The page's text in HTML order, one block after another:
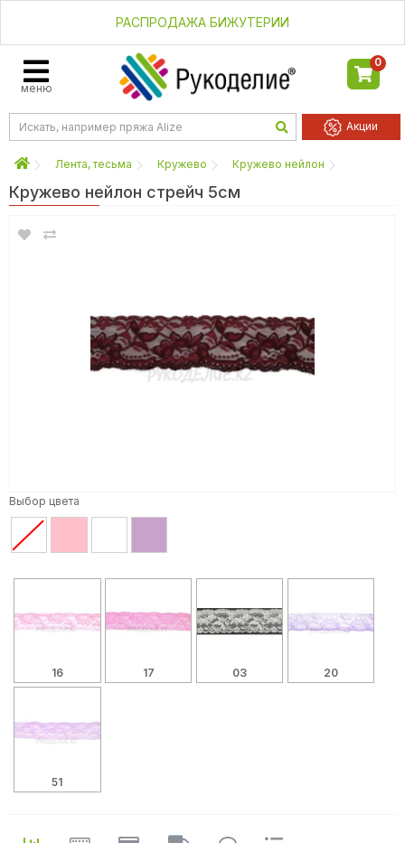
РАСПРОДАЖА БИЖУТЕРИИ
меню
0
Акции
Лента, тесьма Кружево Кружево нейлон
Кружево нейлон стрейч 5см
Выбор цвета
16 17 03 20
51